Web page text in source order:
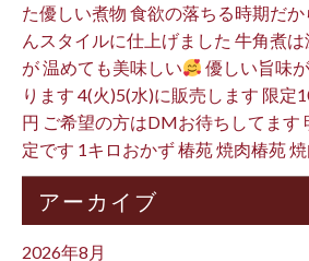
た優しい煮物 食欲の落ちる時期だ
んスタイルに仕上げました 牛角煮
が 温めても美味しい
優しい旨味
ります 4(火)5(水)に販売します 限定
円 ご希望の方はDMお待ちしてます
定です 1キロおかず 椿苑 焼肉椿苑
アーカイブ
2026年8月